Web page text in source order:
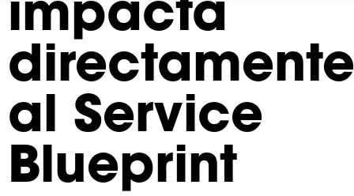
impacta
directamente
al Service
Blueprint